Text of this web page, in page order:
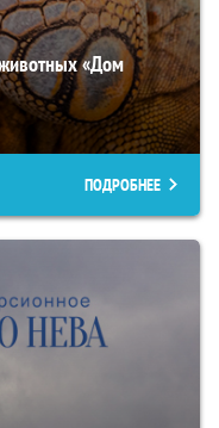
животных «Дом
ПОДРОБНЕЕ